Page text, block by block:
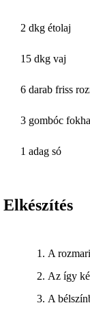
2 dkg étolaj
15 dkg vaj
6 darab friss
3 gombóc
1 adag só
Elkészítés
A
Az így
A